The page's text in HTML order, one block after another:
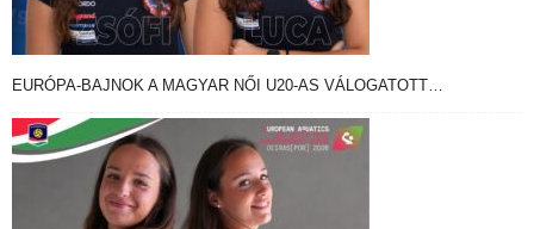
EURÓPA-BAJNOK A MAGYAR NŐI U20-AS VÁLOGATOTT…